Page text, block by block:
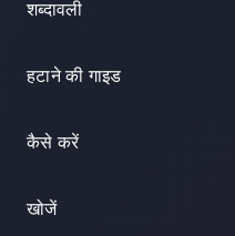
शब्दावली
हटाने की गाइड
कैसे करें
खोजें